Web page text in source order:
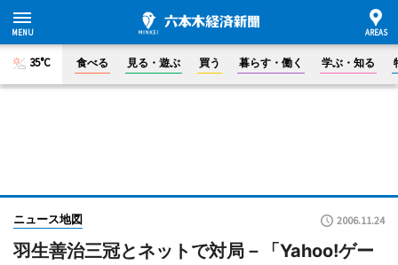
35°C 食べる 見る・遊ぶ 買う 暮らす・働く 学ぶ・知る
ニュース地図 2006.11.24
羽生善治三冠とネットで対局－「Yahoo!ゲー